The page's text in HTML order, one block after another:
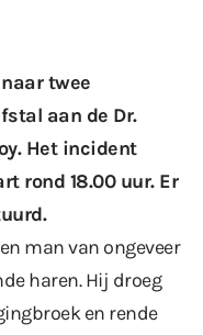
twee
aan de Dr.
Het incident
rond 18.00 uur. Er
man van ongeveer
haren. Hij droeg
en rende